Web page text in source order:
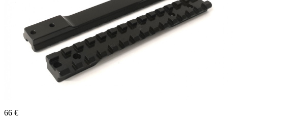
66 €